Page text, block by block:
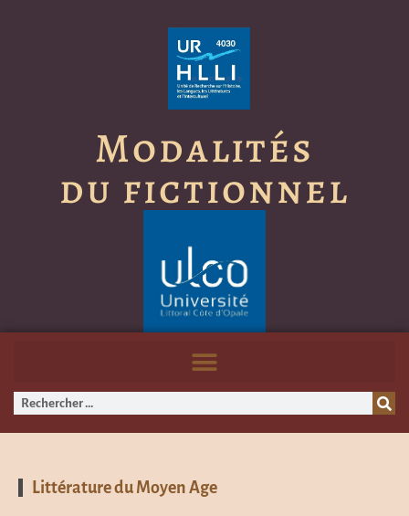
Modalités
du fictionnel
Littérature du Moyen Age